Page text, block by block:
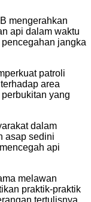
mengerahkan
api dalam waktu
jangka
patroli
area
yang
dalam
asap sedini
api
melawan
praktik-praktik
tertulisnya .